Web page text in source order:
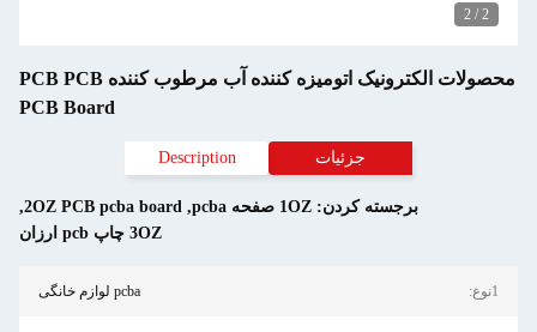
2
/
2
محصولات الکترونیک اتومیزه کننده آب مرطوب کننده PCB PCB
PCB Board
جزئیات Description
برجسته کردن: 1OZ صفحه pcba ,
2OZ PCB pcba board
,
3OZ چاپ pcb ارزان
1نوع: pcba لوازم خانگی